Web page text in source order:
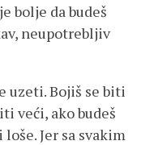
bolje da budeš
neupotrebljiv
uzeti. Bojiš se biti
veći, ako budeš
Jer sa svakim